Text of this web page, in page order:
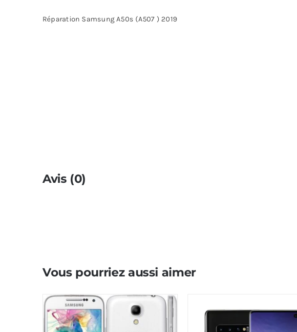
Réparation Samsung A50s (A507 ) 2019
Avis (0)
Vous pourriez aussi aimer